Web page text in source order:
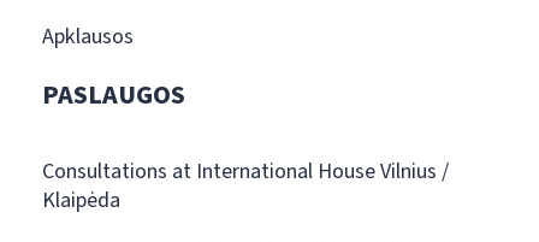
Apklausos
PASLAUGOS
Consultations at International House Vilnius /
Klaipėda